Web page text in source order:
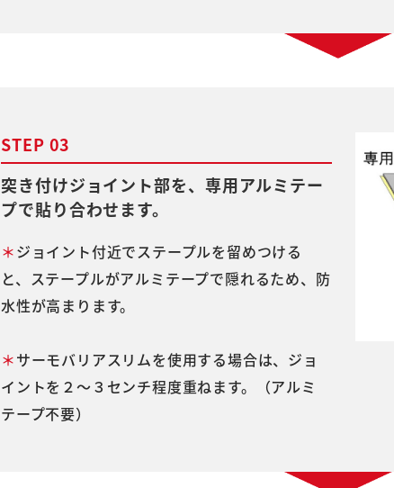
STEP 03
突き付けジョイント部を、専用アルミテー
プで貼り合わせます。
＊ジョイント付近でステープルを留めつける
と、ステープルがアルミテープで隠れるため、防
水性が高まります。
＊サーモバリアスリムを使用する場合は、ジョ
イントを２～３センチ程度重ねます。（アルミ
テープ不要）